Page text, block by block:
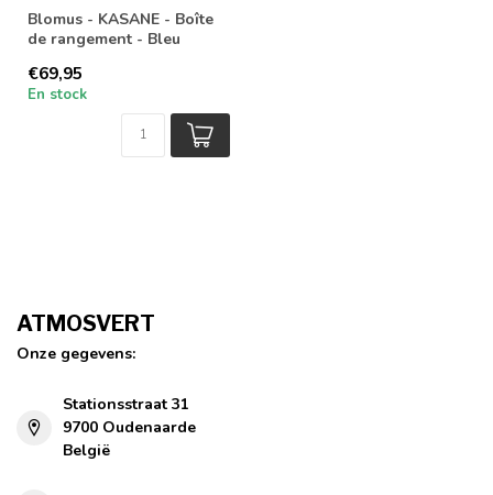
Blomus - KASANE - Boîte
de rangement - Bleu
€69,95
En stock
ATMOSVERT
Onze gegevens:
Stationsstraat 31
9700 Oudenaarde
België